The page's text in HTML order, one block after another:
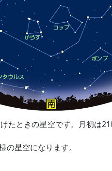
たときの星空です。月初は
星空になります。